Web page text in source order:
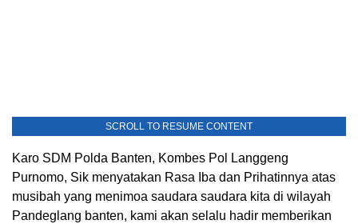
SCROLL TO RESUME CONTENT
Karo SDM Polda Banten, Kombes Pol Langgeng
Purnomo, Sik menyatakan Rasa Iba dan Prihatinnya atas
musibah yang menimoa saudara saudara kita di wilayah
Pandeglang banten, kami akan selalu hadir memberikan